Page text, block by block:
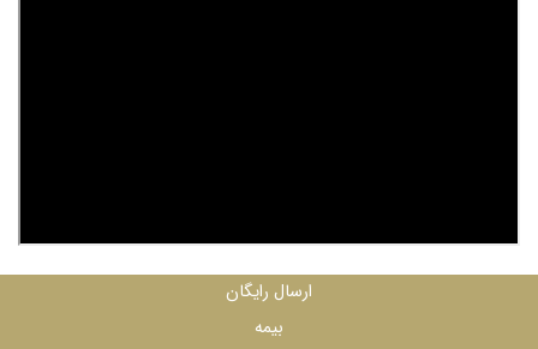
ارسال رایگان
بیمه